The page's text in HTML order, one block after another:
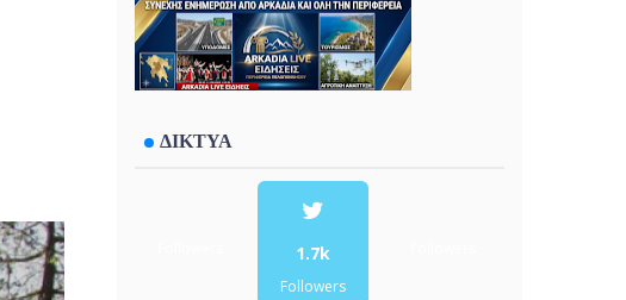
ΔΙΚΤΥΑ
1.7k
Followers